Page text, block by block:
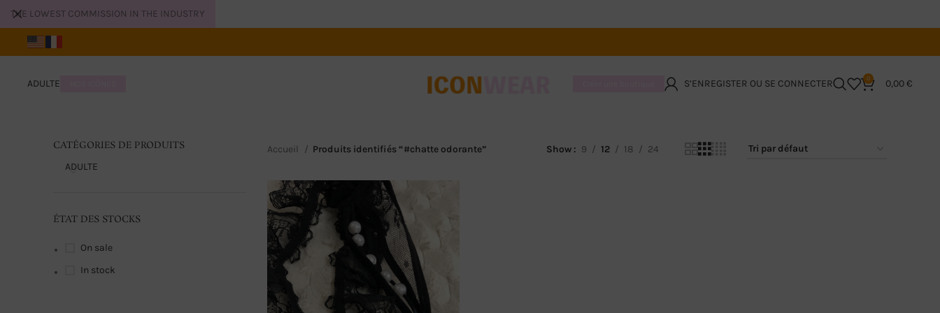
ADULTE S’ENREGISTER OU SE CONNECTER 0 0,00€
CATÉGORIES DE PRODUITS
ADULTE
ÉTAT DES STOCKS
On sale
In stock
Accueil Produits identifiés “#chatte odorante” Show 9 12 18 24
THE LOWEST COMMISSION IN THE INDUSTRY